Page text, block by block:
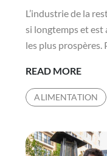
L’industrie de la
si longtemps et est
les plus prospères.
READ MORE7
UNE
ALIMENTATION